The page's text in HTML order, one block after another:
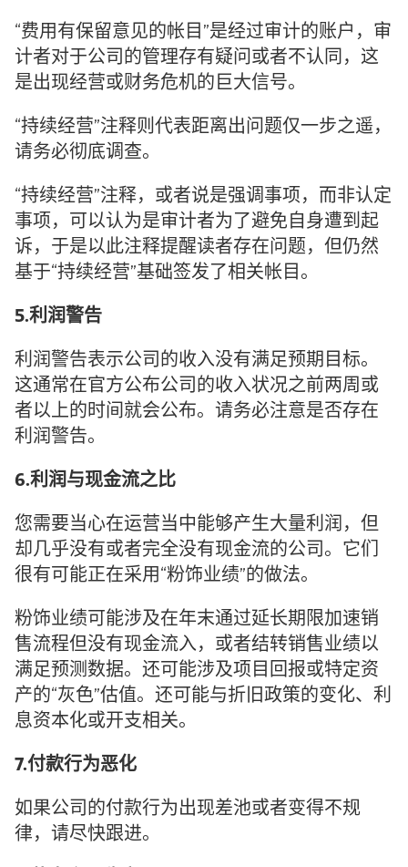
“费用有保留意见的帐目”是经过审计的账户，审
计者对于公司的管理存有疑问或者不认同，这
是出现经营或财务危机的巨大信号。
“持续经营”注释则代表距离出问题仅一步之遥，
请务必彻底调查。
“持续经营”注释，或者说是强调事项，而非认定
事项，可以认为是审计者为了避免自身遭到起
诉，于是以此注释提醒读者存在问题，但仍然
基于“持续经营”基础签发了相关帐目。
5.利润警告
利润警告表示公司的收入没有满足预期目标。
这通常在官方公布公司的收入状况之前两周或
者以上的时间就会公布。请务必注意是否存在
利润警告。
6.利润与现金流之比
您需要当心在运营当中能够产生大量利润，但
却几乎没有或者完全没有现金流的公司。它们
很有可能正在采用“粉饰业绩”的做法。
粉饰业绩可能涉及在年末通过延长期限加速销
售流程但没有现金流入，或者结转销售业绩以
满足预测数据。还可能涉及项目回报或特定资
产的“灰色”估值。还可能与折旧政策的变化、利
息资本化或开支相关。
7.付款行为恶化
如果公司的付款行为出现差池或者变得不规
律，请尽快跟进。